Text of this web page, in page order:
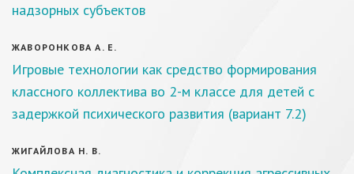
надзорных субъектов
ЖАВОРОНКОВА А. Е.
Игровые технологии как средство формирования
классного коллектива во 2-м классе для детей с
задержкой психического развития (вариант 7.2)
ЖИГАЙЛОВА Н. В.